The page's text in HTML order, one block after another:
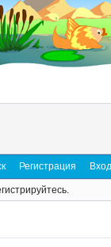
Регистрация Вход